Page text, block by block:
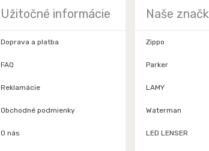
Užitočné informácie
Doprava a platba
FAQ
Reklamácie
Obchodné podmienky
O nás
Naše
Zippo
Parker
LAMY
Waterman
LED LENSER